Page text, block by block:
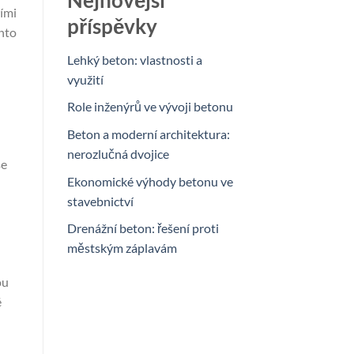
příspěvky
Lehký beton: vlastnosti a
využití
Role inženýrů ve vývoji betonu
Beton a moderní architektura:
nerozlučná dvojice
Ekonomické výhody betonu ve
stavebnictví
Drenážní beton: řešení proti
městským záplavám